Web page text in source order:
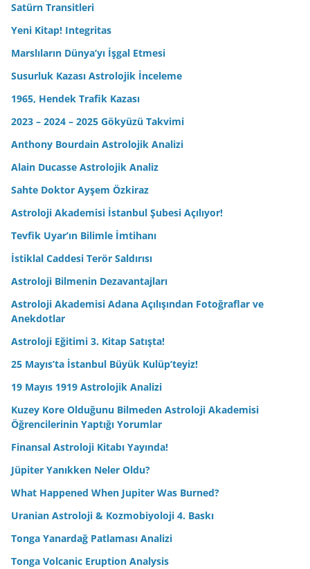
Satürn Transitleri
Yeni Kitap! Integritas
Marslıların Dünya’yı İşgal Etmesi
Susurluk Kazası Astrolojik İnceleme
1965, Hendek Trafik Kazası
2023 – 2024 – 2025 Gökyüzü Takvimi
Anthony Bourdain Astrolojik Analizi
Alain Ducasse Astrolojik Analiz
Sahte Doktor Ayşem Özkiraz
Astroloji Akademisi İstanbul Şubesi Açılıyor!
Tevfik Uyar’ın Bilimle İmtihanı
İstiklal Caddesi Terör Saldırısı
Astroloji Bilmenin Dezavantajları
Astroloji Akademisi Adana Açılışından Fotoğraflar ve
Anekdotlar
Astroloji Eğitimi 3. Kitap Satışta!
25 Mayıs’ta İstanbul Büyük Kulüp’teyiz!
19 Mayıs 1919 Astrolojik Analizi
Kuzey Kore Olduğunu Bilmeden Astroloji Akademisi
Öğrencilerinin Yaptığı Yorumlar
Finansal Astroloji Kitabı Yayında!
Jüpiter Yanıkken Neler Oldu?
What Happened When Jupiter Was Burned?
Uranian Astroloji & Kozmobiyoloji 4. Baskı
Tonga Yanardağ Patlaması Analizi
Tonga Volcanic Eruption Analysis